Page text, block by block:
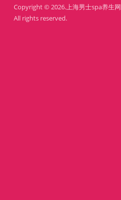
Copyright © 2026.上海男士spa养生网
All rights reserved.